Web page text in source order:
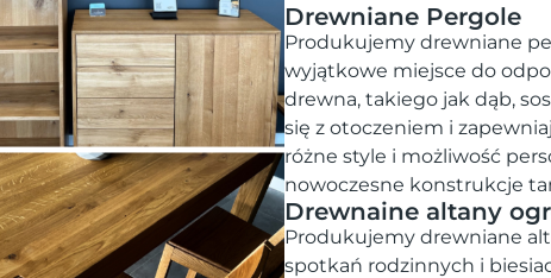
Drewniane Pergole
Produkujemy drewniane
wyjątkowe miejsce do
drewna, takiego jak dąb,
się z otoczeniem i
różne style i możliwość
nowoczesne konstrukcje
Drewnaine altany
Produkujemy drewniane
spotkań rodzinnych i